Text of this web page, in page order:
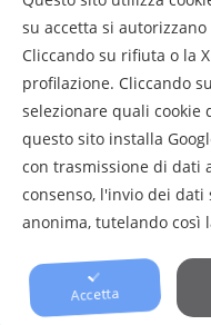
2020-2021
su accetta si
Cliccando su rifiuta o la
profilazione. Cliccando
selezionare quali cookie
questo sito installa
con trasmissione di dati
consenso, l'invio dei
anonima, tutelando così
Accetta